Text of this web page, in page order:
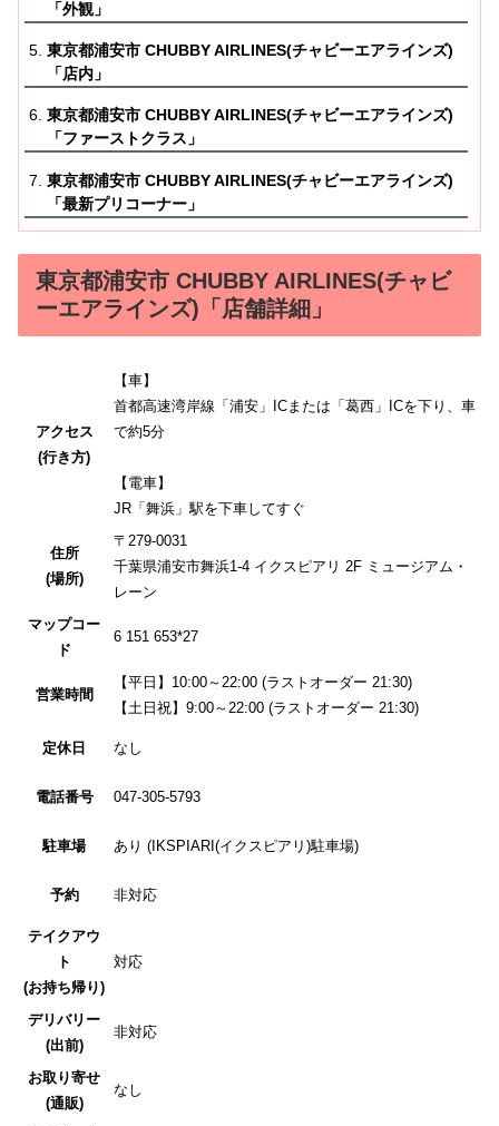
「外観」
東京都浦安市 CHUBBY AIRLINES(チャビーエアラインズ)
「店内」
東京都浦安市 CHUBBY AIRLINES(チャビーエアラインズ)
「ファーストクラス」
東京都浦安市 CHUBBY AIRLINES(チャビーエアラインズ)
「最新プリコーナー」
東京都浦安市 CHUBBY AIRLINES(チャビ
ーエアラインズ)「店舗詳細」
アクセス
(行き方)
【車】
首都高速湾岸線「浦安」ICまたは「葛西」ICを下り、車
で約5分
【電車】
JR「舞浜」駅を下車してすぐ
住所
(場所)
〒279-0031
千葉県浦安市舞浜1-4 イクスピアリ 2F ミュージアム・
レーン
マップコー
ド
6 151 653*27
営業時間
【平日】10:00～22:00 (ラストオーダー 21:30)
【土日祝】9:00～22:00 (ラストオーダー 21:30)
定休日 なし
電話番号 047-305-5793
駐車場 あり (IKSPIARI(イクスピアリ)駐車場)
予約 非対応
テイクアウ
ト
(お持ち帰り)
対応
デリバリー
(出前)
非対応
お取り寄せ
(通販)
なし